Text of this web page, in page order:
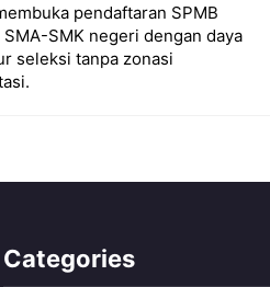
pendaftaran SPMB
SMK negeri dengan daya
seleksi tanpa zonasi
Categories